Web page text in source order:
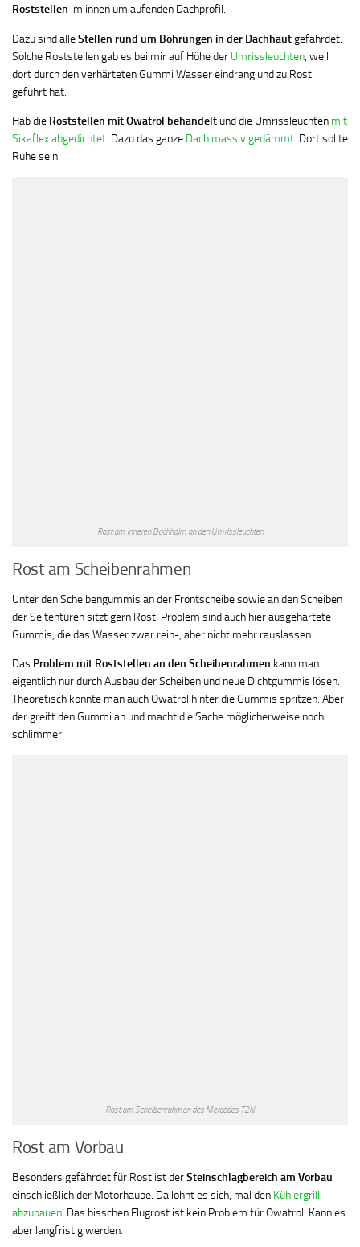
Roststellen im innen umlaufenden Dachprofil.
Dazu sind alleStellen rund um Bohrungen in der Dachhautgefährdet.
Solche Roststellen gab es bei mir auf Höhe der Umrissleuchten, weil
dort durch den verhärteten Gummi Wasser eindrang und zu Rost
geführt hat.
Hab die Roststellen mit Owatrol behandelt und die Umrissleuchten mit
Sikaflex abgedichtet. Dazu das ganze Dach massiv gedämmt. Dort sollte
Ruhe sein.
Rost am inneren Dachholm an den Umrissleuchten
Rost am Scheibenrahmen
Unter den Scheibengummis an der Frontscheibe sowie an den Scheiben
der Seitentüren sitzt gern Rost. Problem sind auch hier ausgehärtete
Gummis, die das Wasser zwar rein-, aber nicht mehr rauslassen.
Das Problem mit Roststellen an den Scheibenrahmen kann man
eigentlich nur durch Ausbau der Scheiben und neue Dichtgummis lösen.
Theoretisch könnte man auch Owatrol hinter die Gummis spritzen. Aber
der greift den Gummi an und macht die Sache möglicherweise noch
schlimmer.
Rost am Scheibenrahmen des Mercedes T2N
Rost am Vorbau
Besonders gefährdet für Rost ist derSteinschlagbereich am Vorbau
einschließlich der Motorhaube. Da lohnt es sich, mal den Kühlergrill
abzubauen. Das bisschen Flugrost ist kein Problem für Owatrol. Kann es
aber langfristig werden.